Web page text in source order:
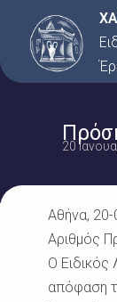
Μετάβαση
περιεχόμενο
20
Αθήνα,
Αριθμός
Ο
απόφαση